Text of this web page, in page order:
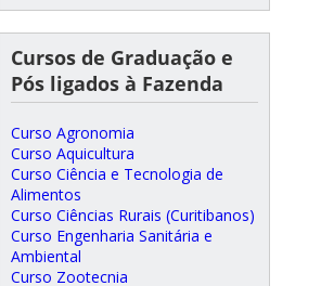
Cursos de Graduação e
Pós ligados à Fazenda
Curso Agronomia
Curso Aquicultura
Curso Ciência e Tecnologia de
Alimentos
Curso Ciências Rurais (Curitibanos)
Curso Engenharia Sanitária e
Ambiental
Curso Zootecnia